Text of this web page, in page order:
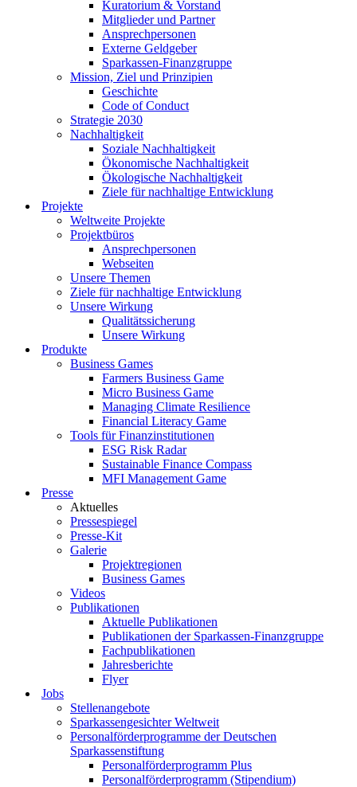
Kuratorium & Vorstand
Mitglieder und Partner
Ansprechpersonen
Externe Geldgeber
Sparkassen-Finanzgruppe
Mission, Ziel und Prinzipien
Geschichte
Code of Conduct
Strategie 2030
Nachhaltigkeit
Soziale Nachhaltigkeit
Ökonomische Nachhaltigkeit
Ökologische Nachhaltigkeit
Ziele für nachhaltige Entwicklung
Projekte
Weltweite Projekte
Projektbüros
Ansprechpersonen
Webseiten
Unsere Themen
Ziele für nachhaltige Entwicklung
Unsere Wirkung
Qualitätssicherung
Unsere Wirkung
Produkte
Business Games
Farmers Business Game
Micro Business Game
Managing Climate Resilience
Financial Literacy Game
Tools für Finanzinstitutionen
ESG Risk Radar
Sustainable Finance Compass
MFI Management Game
Presse
Aktuelles
Pressespiegel
Presse-Kit
Galerie
Projektregionen
Business Games
Videos
Publikationen
Aktuelle Publikationen
Publikationen der Sparkassen-Finanzgruppe
Fachpublikationen
Jahresberichte
Flyer
Jobs
Stellenangebote
Sparkassengesichter Weltweit
Personalförderprogramme der Deutschen
Sparkassenstiftung
Personalförderprogramm Plus
Personalförderprogramm (Stipendium)